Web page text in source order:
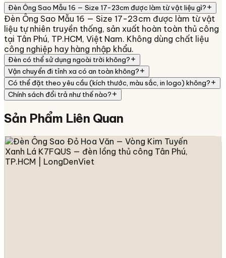
Đèn Ông Sao Mẫu 16 — Size 17-23cm được làm từ vật liệu gì?
Đèn Ông Sao Mẫu 16 — Size 17-23cm được làm từ vật
liệu tự nhiên truyền thống, sản xuất hoàn toàn thủ công
tại Tân Phú, TP.HCM, Việt Nam. Không dùng chất liệu
công nghiệp hay hàng nhập khẩu.
Đèn có thể sử dụng ngoài trời không?
Vận chuyển đi tỉnh xa có an toàn không?
Có thể đặt theo yêu cầu (kích thước, màu sắc, in logo) không?
Chính sách đổi trả như thế nào?
Sản Phẩm Liên Quan